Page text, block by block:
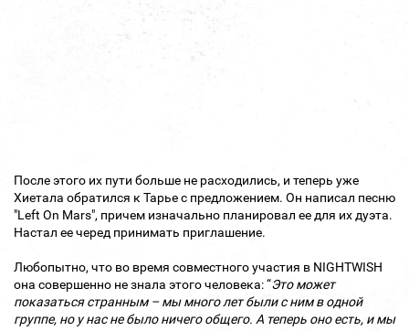
После этого их пути больше не расходились, и теперь уже
Хиетала обратился к Тарье с предложением. Он написал песню
"Left On Mars", причем изначально планировал ее для их дуэта.
Настал ее черед принимать приглашение.
Любопытно, что во время совместного участия в NIGHTWISH
она совершенно не знала этого человека: “Это может
показаться странным – мы много лет были с ним в одной
группе, но у нас не было ничего общего. А теперь оно есть, и мы